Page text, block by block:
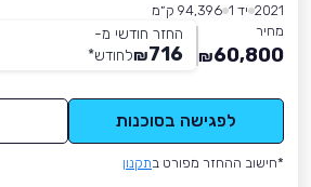
2021 יד 1
94,396 ק״מ
מחיר
60,800
₪
החזר חודשי מ-
716
₪לחודש*
לפגישה בסוכנות
*חישוב ההחזר מפורט בתקנון